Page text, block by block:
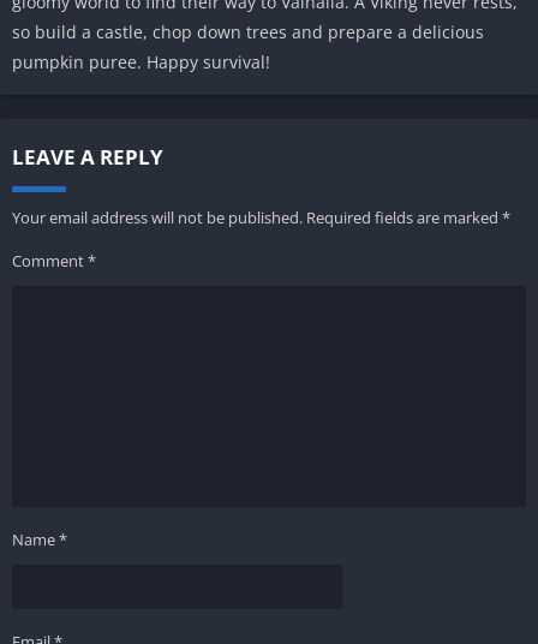
so build a castle, chop down trees and prepare a delicious
pumpkin puree. Happy survival!
LEAVE A REPLY
Your email address will not be published. Required fields are marked *
Comment*
Name*